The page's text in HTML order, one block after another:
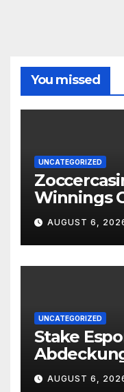
You missed
UNCATEGORIZED
Winnings
AUGUST 6,
UNCATEGORIZED
Stake
AUGUST 6,